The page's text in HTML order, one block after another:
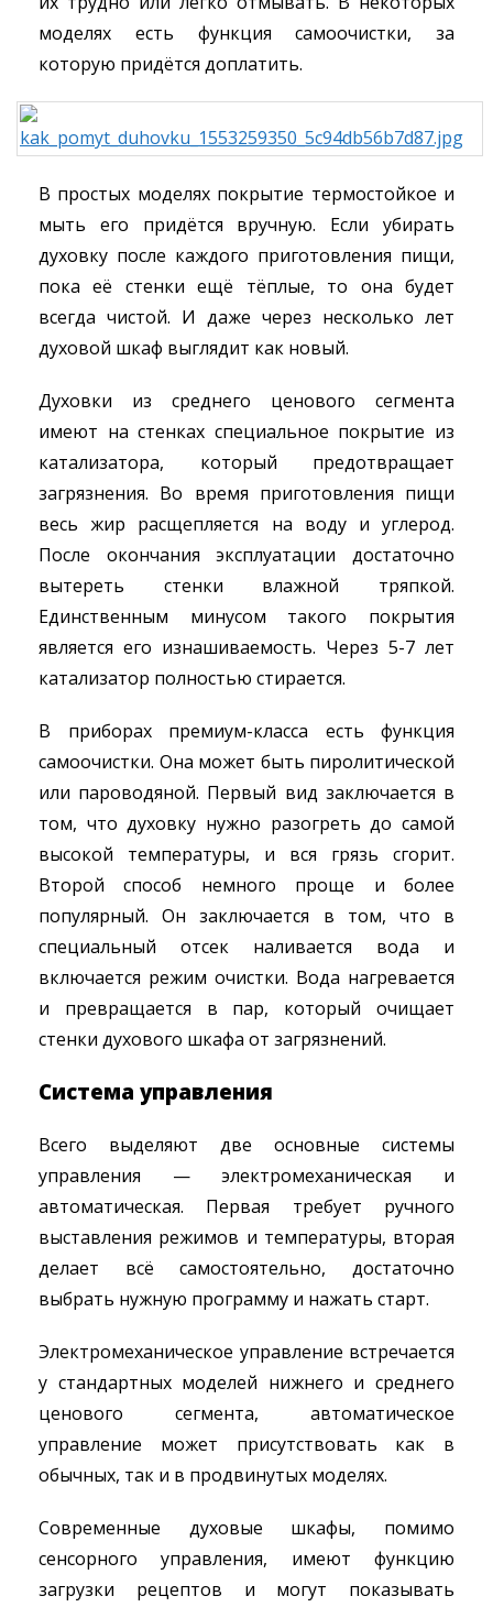
моделях есть функция самоочистки, за
которую придётся доплатить.
В простых моделях покрытие термостойкое и
мыть его придётся вручную. Если убирать
духовку после каждого приготовления пищи,
пока её стенки ещё тёплые, то она будет
всегда чистой. И даже через несколько лет
духовой шкаф выглядит как новый.
Духовки из среднего ценового сегмента
имеют на стенках специальное покрытие из
катализатора, который предотвращает
загрязнения. Во время приготовления пищи
весь жир расщепляется на воду и углерод.
После окончания эксплуатации достаточно
вытереть стенки влажной тряпкой.
Единственным минусом такого покрытия
является его изнашиваемость. Через 5-7 лет
катализатор полностью стирается.
В приборах премиум-класса есть функция
самоочистки. Она может быть пиролитической
или пароводяной. Первый вид заключается в
том, что духовку нужно разогреть до самой
высокой температуры, и вся грязь сгорит.
Второй способ немного проще и более
популярный. Он заключается в том, что в
специальный отсек наливается вода и
включается режим очистки. Вода нагревается
и превращается в пар, который очищает
стенки духового шкафа от загрязнений.
Система управления
Всего выделяют две основные системы
управления — электромеханическая и
автоматическая. Первая требует ручного
выставления режимов и температуры, вторая
делает всё самостоятельно, достаточно
выбрать нужную программу и нажать старт.
Электромеханическое управление встречается
у стандартных моделей нижнего и среднего
ценового сегмента, автоматическое
управление может присутствовать как в
обычных, так и в продвинутых моделях.
Современные духовые шкафы, помимо
сенсорного управления, имеют функцию
загрузки рецептов и могут показывать